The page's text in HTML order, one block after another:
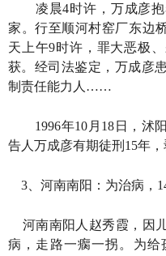
凌晨4时许，万成彦抱
家。行至顺河村窑厂东边
天上午9时许，罪大恶极
获。经司法鉴定，万成彦
制责任能力人……
1996年10月18日，沭阳
告人万成彦有期徒刑15年，
3、河南南阳：为治病，
河南南阳人赵秀霞，因
病，走路一瘸一拐。为